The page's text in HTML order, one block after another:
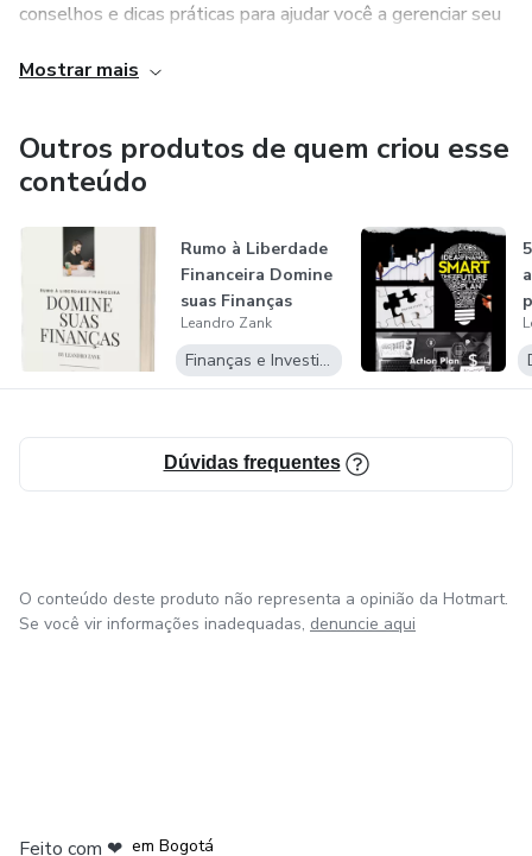
conselhos e dicas práticas para ajudar você a gerenciar seu
alcançar a liberdade financeira.
Minha abordagem é simples e direta, mas muito eficaz.
Comigo, você aprenderá a criar um orçamento realista, a
reduzir suas dívidas, a economizar para objetivos
específicos e a investir seu dinheiro de forma inteligente.
Tudo isso sem abrir mão do seu estilo de vida atual.
Acredito que a educação financeira é fundamental para o
sucesso financeiro a longo prazo. Comigo, você aprenderá a
tomar decisões financeiras conscientes, a entender melhor
armadilhas financeiras comuns.
financeira
Mostrar mais
Outros produtos de quem criou esse
conteúdo
Rumo à Liberdade
Financeira Domine
suas Finanças
Leandro Zank
Finanças e Investimentos
Dúvidas frequentes
O conteúdo deste produto não representa a opinião da Hotmart.
Se você vir informações inadequadas, denuncie aqui
Feito com ❤ em Bogotá